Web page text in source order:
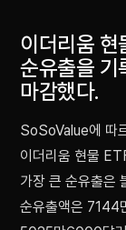
이더리움
순유출을 기
마감했다.
SoSoValue에 따
이더리움 현물
가장 큰 순유출은
순유출액은 7144